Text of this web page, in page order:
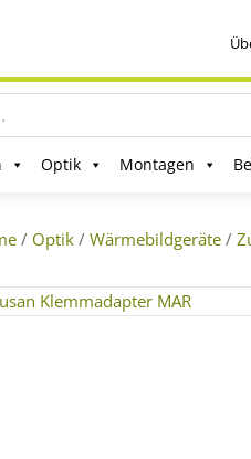
Optik Montagen
/ Optik /Wärmebildgeräte /